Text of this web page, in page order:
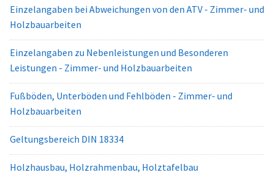
Einzelangaben bei Abweichungen von den ATV - Zimmer- und
Holzbauarbeiten
Einzelangaben zu Nebenleistungen und Besonderen
Leistungen - Zimmer- und Holzbauarbeiten
Fußböden, Unterböden und Fehlböden - Zimmer- und
Holzbauarbeiten
Geltungsbereich DIN 18334
Holzhausbau, Holzrahmenbau, Holztafelbau